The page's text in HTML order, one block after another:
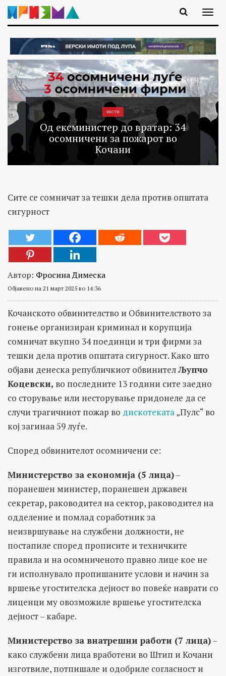
ВЕСТИ
Од ексминистер до вратар: 34
осомничени за пожарот во
Кочани
Сите се сомничат за тешки дела против општата
сигурност
Автор: Фросина Димеска
Објавено на 21 март 2025 во 14:36
Кочанското обвинителство и Обвинителството за
гонење организиран криминал и корупција
сомничат вкупно 34 поединци и три фирми за
тешки дела против општата сигурност. Како што
објави денеска републичкиот обвинителЉупчо
Коцевски, во последните 13 години сите заедно
со сторување или несторување придонеле да се
случи трагичниот пожар во дискотеката„Пулс“ во
кој загинаа 59 луѓе.
Според обвинителот осомничени се:
Министерство за економија (5 лица)–
поранешен министер, поранешен државен
секретар, раководител на сектор, раководител на
одделение и помлад соработник за
неизвршување на службени должности, не
постапиле според прописите и техничките
правила и на осомниченото правно лице кое не
ги исполнувало пропишаните услови и начин за
вршење угостителска дејност во повеќе наврати со
лиценци му овозможиле вршење угостителска
дејност – кабаре.
Министерство за внатрешни работи (7 лица)–
како службени лица вработени во Штип и Кочани
изготвиле, потпишале и одобриле согласност и